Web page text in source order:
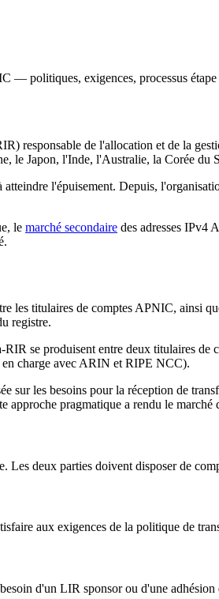
— politiques, exigences, processus étape
de l'allocation et de la
le Japon, l'Inde, l'Australie, la Corée du
l'épuisement. Depuis,
le marché secondaire des adresses IPv4
les titulaires de comptes APNIC,
registre.
se produisent entre deux titulaires
charge avec ARIN et RIPE NCC).
les besoins pour la réception de
pragmatique a rendu le
deux parties doivent disposer de
aux exigences de la politique de
d'un LIR sponsor ou d'une adhésion